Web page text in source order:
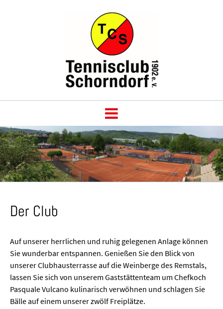
Der Club
Auf unserer herrlichen und ruhig gelegenen Anlage können
Sie wunderbar entspannen. Genießen Sie den Blick von
unserer Clubhausterrasse auf die Weinberge des Remstals,
lassen Sie sich von unserem Gaststättenteam um Chefkoch
Pasquale Vulcano kulinarisch verwöhnen und schlagen Sie
Bälle auf einem unserer zwölf Freiplätze.